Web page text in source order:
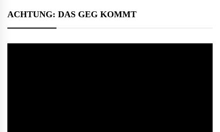
ACHTUNG: DAS GEG KOMMT